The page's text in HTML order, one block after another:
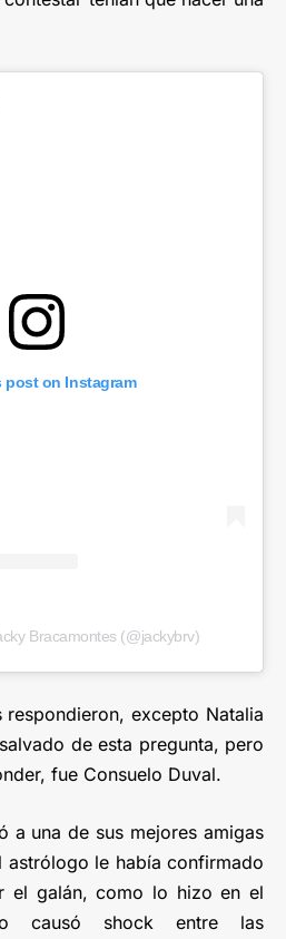
post on Instagram
Bracamontes (@jackybrv)
excepto Natalia
de esta pregunta, pero
fue Consuelo Duval.
a una de sus mejores amigas
le había confirmado
el galán, como lo hizo en el
causó shock entre las